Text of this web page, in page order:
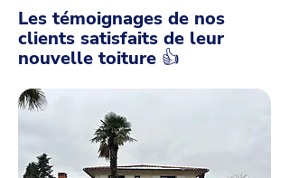
Les témoignages de nos
clients satisfaits de leur
nouvelle toiture 👍